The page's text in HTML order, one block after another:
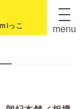
っこ menu